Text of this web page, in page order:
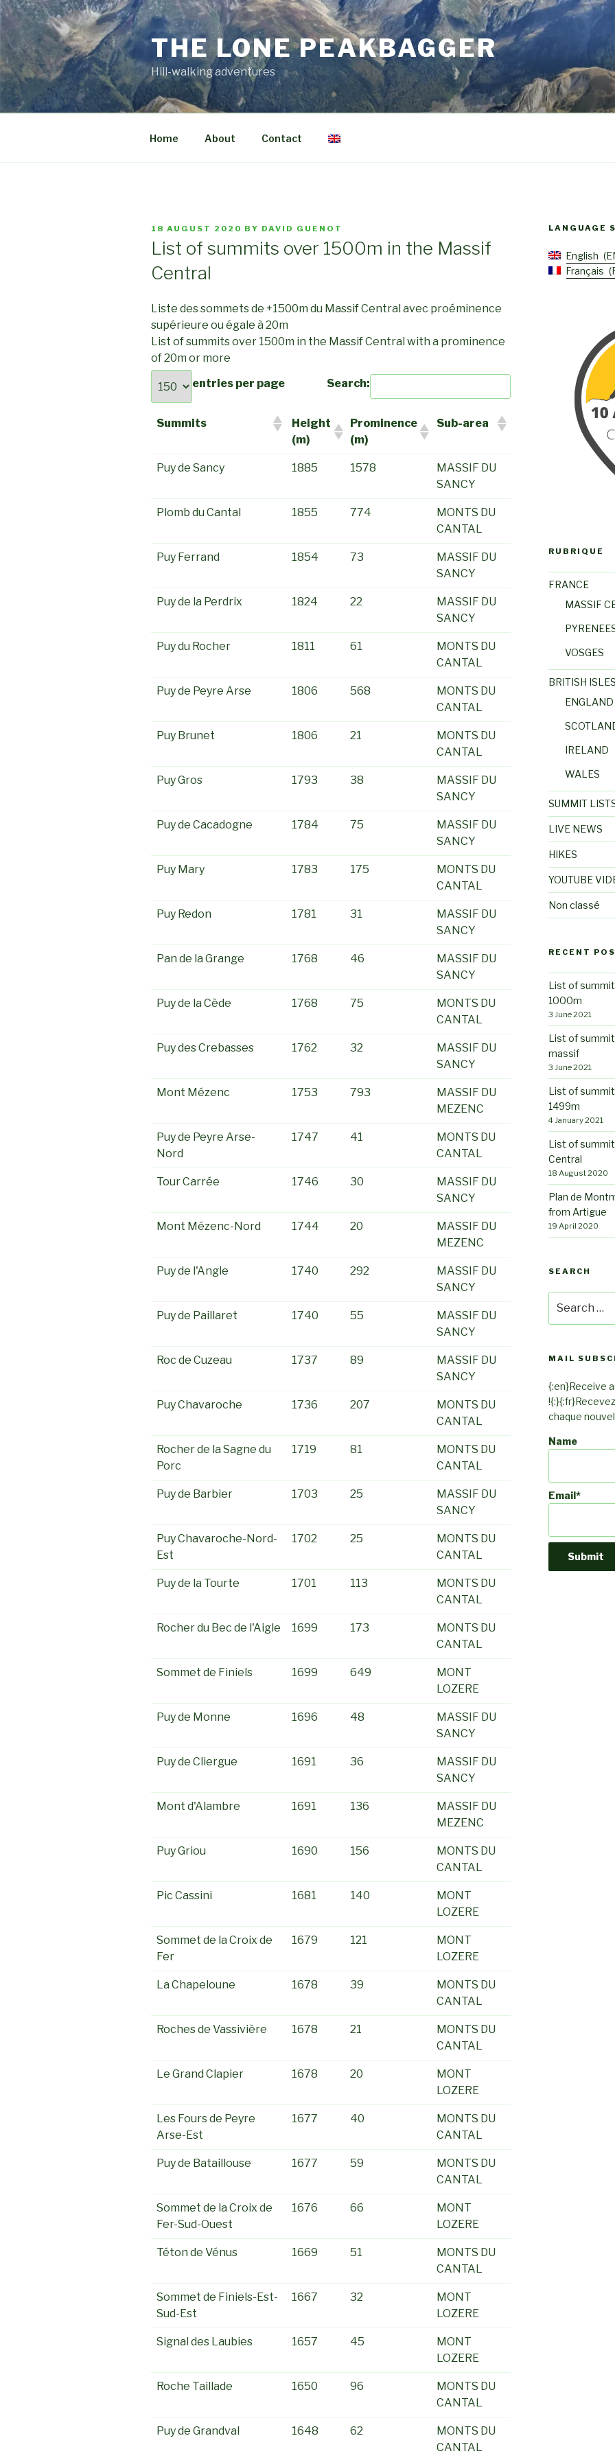
Skip
content
THE LONE PEAKBAGGER
Hill-walking adventures
Home About Contact
POSTED
18 AUGUST 2020 BY DAVID GUENOT
List of summits over 1500m in the Massif
Central
Liste des sommets de +1500m du Massif Central avec proéminence
supérieure ou égale à 20m
List of summits over 1500m in the Massif Central with a prominence
of 20m or more
entries per page
Search:
Summits
Height
(m)
Prominence
(m)
Sub-area
Puy de Sancy 1885 1578
MASSIF DU
SANCY
Plomb du Cantal 1855 774
MONTS DU
CANTAL
Puy Ferrand 1854 73
MASSIF DU
SANCY
Puy de la Perdrix 1824 22
MASSIF DU
SANCY
Puy du Rocher 1811 61
MONTS DU
CANTAL
Puy de Peyre Arse 1806 568
MONTS DU
CANTAL
Puy Brunet 1806 21
MONTS DU
CANTAL
Puy Gros 1793 38
MASSIF DU
SANCY
Puy de Cacadogne 1784 75
MASSIF DU
SANCY
Puy Mary 1783 175
MONTS DU
CANTAL
Puy Redon 1781 31
MASSIF DU
SANCY
Pan de la Grange 1768 46
MASSIF DU
SANCY
Puy de la Cède 1768 75
MONTS DU
CANTAL
Puy des Crebasses 1762 32
MASSIF DU
SANCY
Mont Mézenc 1753 793
MASSIF DU
MEZENC
Puy de Peyre Arse-
Nord
1747 41
MONTS DU
CANTAL
Tour Carrée 1746 30
MASSIF DU
SANCY
Mont Mézenc-Nord 1744 20
MASSIF DU
MEZENC
Puy de l'Angle 1740 292
MASSIF DU
SANCY
Puy de Paillaret 1740 55
MASSIF DU
SANCY
Roc de Cuzeau 1737 89
MASSIF DU
SANCY
Puy Chavaroche 1736 207
MONTS DU
CANTAL
Rocher de la Sagne du
Porc
1719 81
MONTS DU
CANTAL
Puy de Barbier 1703 25
MASSIF DU
SANCY
Puy Chavaroche-Nord-
Est
1702 25
MONTS DU
CANTAL
Puy de la Tourte 1701 113
MONTS DU
CANTAL
Rocher du Bec de l'Aigle 1699 173
MONTS DU
CANTAL
Sommet de Finiels 1699 649
MONT
LOZERE
Puy de Monne 1696 48
MASSIF DU
SANCY
Puy de Cliergue 1691 36
MASSIF DU
SANCY
Mont d'Alambre 1691 136
MASSIF DU
MEZENC
Puy Griou 1690 156
MONTS DU
CANTAL
Pic Cassini 1681 140
MONT
LOZERE
Sommet de la Croix de
Fer
1679 121
MONT
LOZERE
La Chapeloune 1678 39
MONTS DU
CANTAL
Roches de Vassivière 1678 21
MONTS DU
CANTAL
Le Grand Clapier 1678 20
MONT
LOZERE
Les Fours de Peyre
Arse-Est
1677 40
MONTS DU
CANTAL
Puy de Bataillouse 1677 59
MONTS DU
CANTAL
Sommet de la Croix de
Fer-Sud-Ouest
1676 66
MONT
LOZERE
Téton de Vénus 1669 51
MONTS DU
CANTAL
Sommet de Finiels-Est-
Sud-Est
1667 32
MONT
LOZERE
Signal des Laubies 1657 45
MONT
LOZERE
Roche Taillade 1650 96
MONTS DU
CANTAL
Puy de Grandval 1648 62
MONTS DU
CANTAL
LANGUAGE
English
Français
RUBRIQUE
FRANCE
MASSIF
VOSGES
BRITISH ISLES
ENGLAND
IRELAND
WALES
SUMMIT
LIVE NEWS
HIKES
YOUTUBE
Non classé
RECENT
List of
1000m
3 June 2021
List of
massif
3 June 2021
List of
1499m
4 January 2021
List of
Central
18 August 2020
Plan de
from Artigue
19 April 2020
SEARCH
for:
MAIL
{:en}Receive
chaque
Name
Email*